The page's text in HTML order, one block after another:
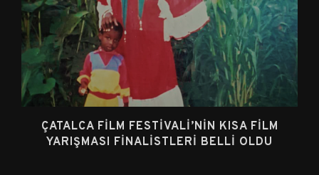
ÇATALCA FILM FESTIVALI’NIN KISA FILM
YARIŞMASI FINALISTLERI BELLI OLDU